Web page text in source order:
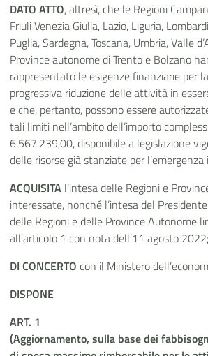
DATO ATTO, altresì, che le Regioni
Friuli Venezia Giulia, Lazio, Liguria,
Puglia, Sardegna, Toscana, Umbria, Valle
Province autonome di Trento e Bolzano
rappresentato le esigenze finanziarie per
progressiva riduzione delle attività in
e che, pertanto, possono essere
tali limiti nell’ambito dell’importo
6.567.239,00, disponibile a legislazione
delle risorse già stanziate per l’emergenza
ACQUISITA l’intesa delle Regioni e
interessate, nonché l’intesa del
delle Regioni e delle Province Autonome
all’articolo 1 con nota dell’11 agosto 2022;
DI CONCERTO con il Ministero
DISPONE
ART. 1
(Aggiornamento, sulla base dei